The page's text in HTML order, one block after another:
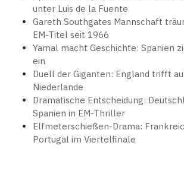
unter Luis de la Fuente
Gareth Southgates Mannschaft
EM-Titel seit 1966
Yamal macht Geschichte: Spanien
ein
Duell der Giganten: England trifft
Niederlande
Dramatische Entscheidung:
Spanien in EM-Thriller
Elfmeterschießen-Drama:
Portugal im Viertelfinale